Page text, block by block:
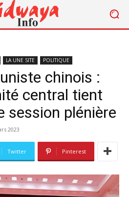
LA UNE SITE POLITIQUE
chinois :
central tient
session plénière
2023
Twitter Pinterest